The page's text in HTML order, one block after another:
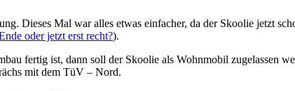
Dieses Mal war alles etwas einfacher, da der Skoolie jetzt
oder jetzt erst recht?).
fertig ist, dann soll der Skoolie als Wohnmobil zugelassen
mit dem TüV – Nord.